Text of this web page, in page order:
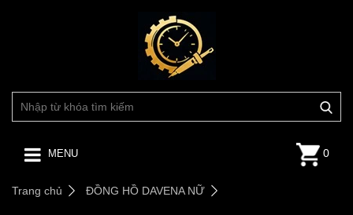
MENU 0
Trang chủ ĐỒNG HỒ DAVENA NỮ